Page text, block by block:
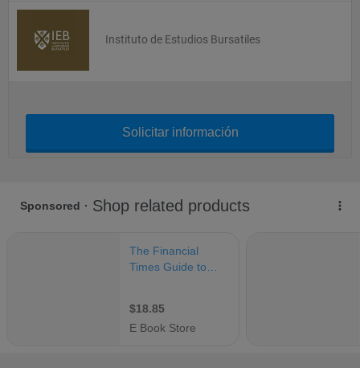
Instituto de Estudios Bursatiles
Solicitar información